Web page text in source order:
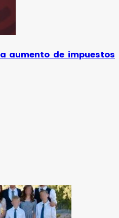
aumento de impuestos